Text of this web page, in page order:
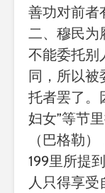
善功对前者
二、穆民为
不能委托别
同，所以被
托者罢了。
（巴格勒）
199里所提
人只得享